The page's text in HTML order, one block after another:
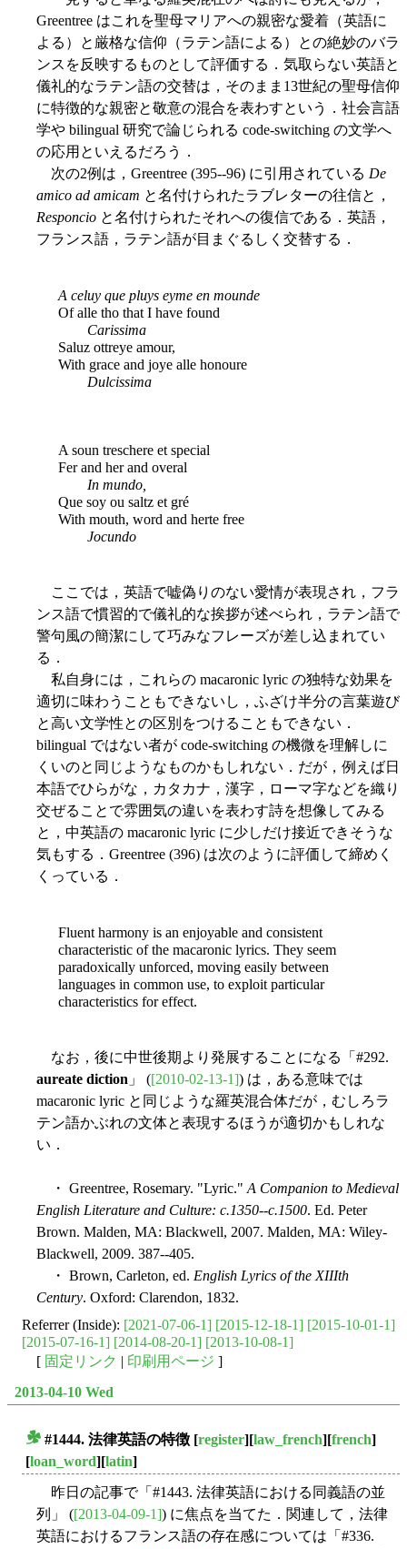
Greentree はこれを聖母マリアへの親密な愛着（英語に
よる）と厳格な信仰（ラテン語による）との絶妙のバラ
ンスを反映するものとして評価する．気取らない英語と
儀礼的なラテン語の交替は，そのまま13世紀の聖母信仰
に特徴的な親密と敬意の混合を表わすという．社会言語
学や bilingual 研究で論じられる code-switching の文学へ
の応用といえるだろう．
次の2例は，Greentree (395--96) に引用されている De
amico ad amicam と名付けられたラブレターの往信と，
Responcio と名付けられたそれへの復信である．英語，
フランス語，ラテン語が目まぐるしく交替する．
A celuy que pluys eyme en mounde
Of alle tho that I have found
Carissima
Saluz ottreye amour,
With grace and joye alle honoure
Dulcissima
A soun treschere et special
Fer and her and overal
In mundo,
Que soy ou saltz et gré
With mouth, word and herte free
Jocundo
ここでは，英語で嘘偽りのない愛情が表現され，フラ
ンス語で慣習的で儀礼的な挨拶が述べられ，ラテン語で
警句風の簡潔にして巧みなフレーズが差し込まれてい
る．
私自身には，これらの macaronic lyric の独特な効果を
適切に味わうこともできないし，ふざけ半分の言葉遊び
と高い文学性との区別をつけることもできない．
bilingual ではない者が code-switching の機微を理解しに
くいのと同じようなものかもしれない．だが，例えば日
本語でひらがな，カタカナ，漢字，ローマ字などを織り
交ぜることで雰囲気の違いを表わす詩を想像してみる
と，中英語の macaronic lyric に少しだけ接近できそうな
気もする．Greentree (396) は次のように評価して締めく
くっている．
Fluent harmony is an enjoyable and consistent
characteristic of the macaronic lyrics. They seem
paradoxically unforced, moving easily between
languages in common use, to exploit particular
characteristics for effect.
なお，後に中世後期より発展することになる「#292.
aureate diction 」 ([2010-02-13-1]) は，ある意味では
macaronic lyric と同じような羅英混合体だが，むしろラ
テン語かぶれの文体と表現するほうが適切かもしれな
い．
・ Greentree, Rosemary. "Lyric." A Companion to Medieval
English Literature and Culture: c.1350--c.1500. Ed. Peter
Brown. Malden, MA: Blackwell, 2007. Malden, MA: Wiley-
Blackwell, 2009. 387--405.
・ Brown, Carleton, ed. English Lyrics of the XIIIth
Century. Oxford: Clarendon, 1832.
Referrer (Inside): [2021-07-06-1] [2015-12-18-1] [2015-10-01-1]
[2015-07-16-1] [2014-08-20-1] [2013-10-08-1]
[ 固定リンク | 印刷用ページ ]
2013-04-10 Wed
#1444. 法律英語の特徴 [register][law_french][french]
[loan_word][latin]
昨日の記事で「#1443. 法律英語における同義語の並
列」 ([2013-04-09-1]) に焦点を当てた．関連して，法律
英語におけるフランス語の存在感については「#336.